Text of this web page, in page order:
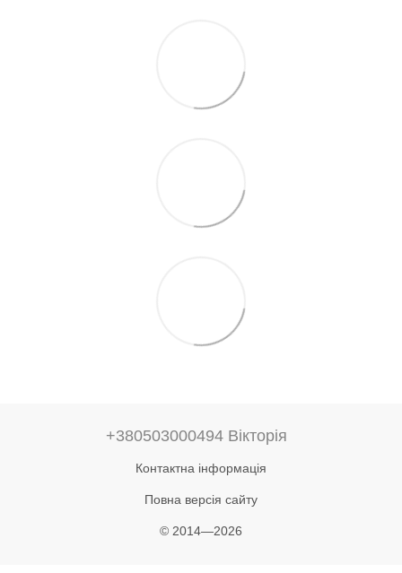
+380503000494 Вікторія
Контактна інформація
Повна версія сайту
© 2014—2026